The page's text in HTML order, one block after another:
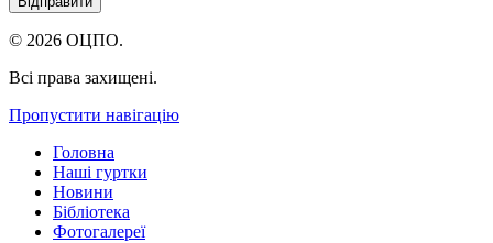
© 2026 ОЦПО.
Всі права захищені.
Пропустити навігацію
Головна
Наші гуртки
Новини
Бібліотека
Фотогалереї